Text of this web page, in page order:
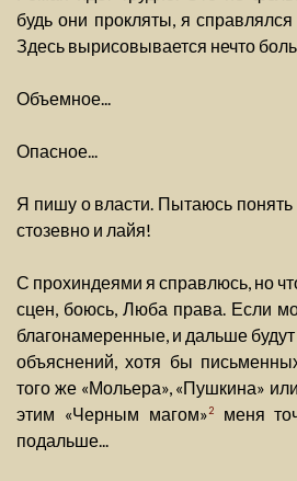
будь они прокляты, я
Здесь вырисовывается нечто
Объемное...
Опасное...
Я пишу о власти. Пытаюсь понять
стозевно и лайя!
С прохиндеями я справлюсь, но
сцен, боюсь, Люба права. Если
благонамеренные, и дальше
объяснений, хотя бы
того же «Мольера», «Пушкина»
этим «Черным магом»2меня
подальше...